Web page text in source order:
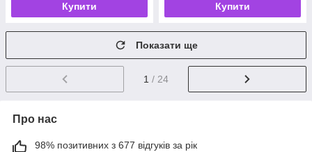
Купити Купити
Показати ще
1 / 24
Про нас
98% позитивних з 677 відгуків за рік